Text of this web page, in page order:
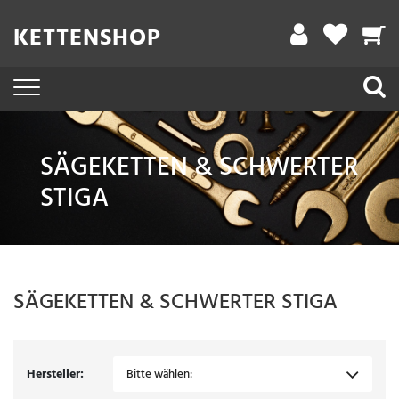
KETTENSHOP
SÄGEKETTEN & SCHWERTER
STIGA
SÄGEKETTEN & SCHWERTER STIGA
Hersteller: Bitte wählen:
Filter
A
t
l
n